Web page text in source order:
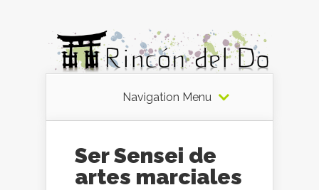
Navigation Menu
Ser Sensei de
artes marciales